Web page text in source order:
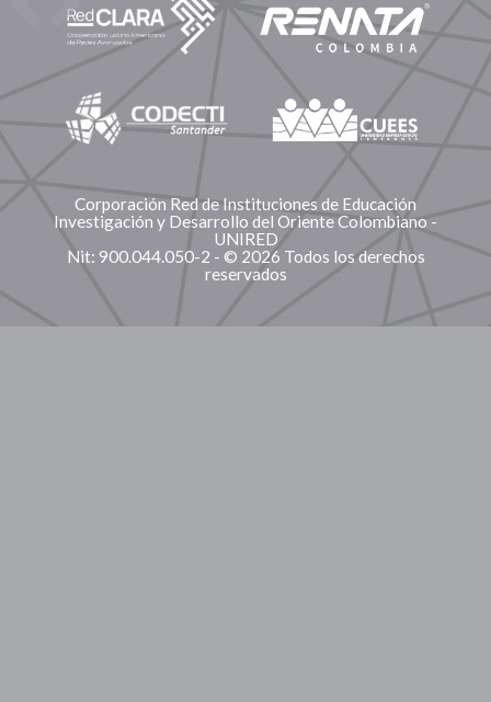
Corporación Red de Instituciones de Educación
Investigación y Desarrollo del Oriente Colombiano -
UNIRED
Nit: 900.044.050-2 - © 2026 Todos los derechos
reservados